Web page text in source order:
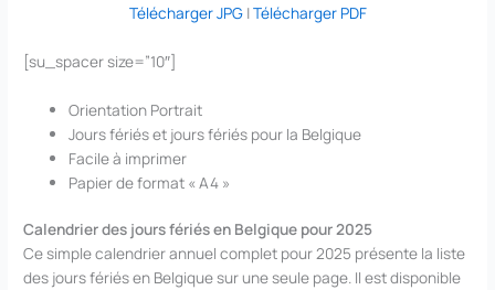
Télécharger JPG|Télécharger PDF
[su_spacer size=”10″]
Orientation Portrait
Jours fériés et jours fériés pour la Belgique
Facile à imprimer
Papier de format « A4 »
Calendrier des jours fériés en Belgique pour 2025
Ce simple calendrier annuel complet pour 2025 présente la liste
des jours fériés en Belgique sur une seule page. Il est disponible